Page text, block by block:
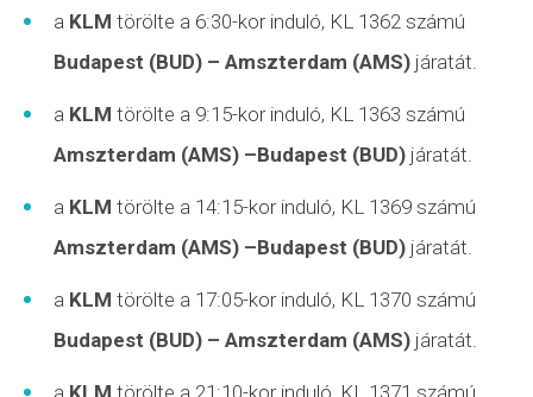
a KLM törölte a 6:30-kor induló, KL 1362 számú
Budapest (BUD) – Amszterdam (AMS) járatát.
a KLM törölte a 9:15-kor induló, KL 1363 számú
Amszterdam (AMS) –Budapest (BUD) járatát.
a KLM törölte a 14:15-kor induló, KL 1369 számú
Amszterdam (AMS) –Budapest (BUD) járatát.
a KLM törölte a 17:05-kor induló, KL 1370 számú
Budapest (BUD) – Amszterdam (AMS) járatát.
a KLM törölte a 21:10-kor induló, KL 1371 számú